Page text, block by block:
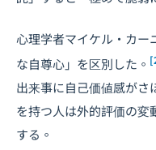
心理学者マイケル・カー
な自尊心」を区別した。
出来事に自己価値感がさ
を持つ人は外的評価の変
する。